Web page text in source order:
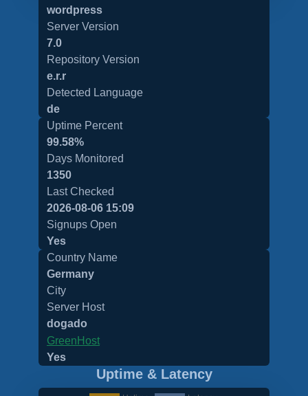
wordpress
Server Version
7.0
Repository Version
e.r.r
Detected Language
de
Uptime Percent
99.58%
Days Monitored
1350
Last Checked
2026-08-06 15:09
Signups Open
Yes
Country Name
Germany
City
Server Host
dogado
GreenHost
Yes
Uptime & Latency